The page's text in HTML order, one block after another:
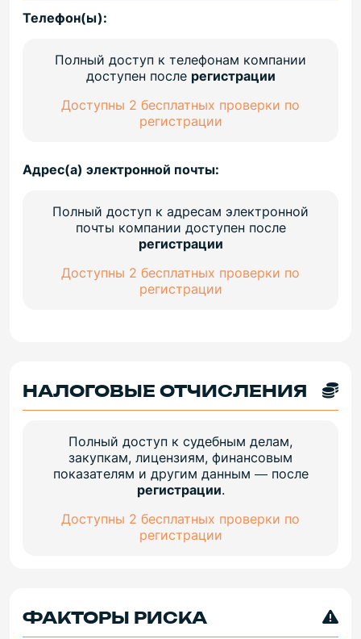
Телефон(ы):
Полный доступ к телефонам компании
доступен после регистрации
Доступны 2 бесплатных проверки по
регистрации
Адрес(а) электронной почты:
Полный доступ к адресам электронной
почты компании доступен после
регистрации
Доступны 2 бесплатных проверки по
регистрации
НАЛОГОВЫЕ ОТЧИСЛЕНИЯ
Полный доступ к судебным делам,
закупкам, лицензиям, финансовым
показателям и другим данным — после
регистрации.
Доступны 2 бесплатных проверки по
регистрации
ФАКТОРЫ РИСКА